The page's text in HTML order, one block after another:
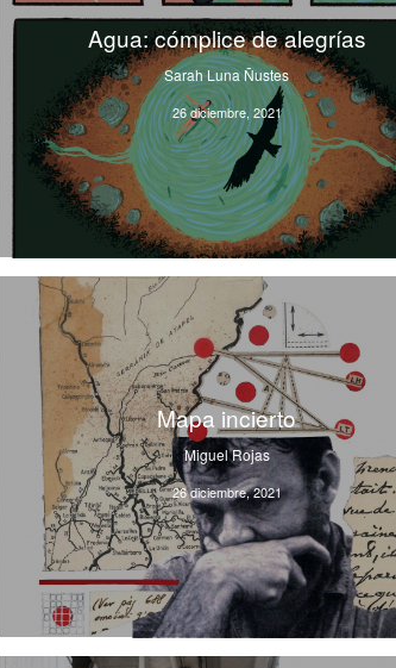
Agua: cómplice de alegrías
Sarah Luna Ñustes
26 diciembre, 2021
Mapa incierto
Miguel Rojas
26 diciembre, 2021